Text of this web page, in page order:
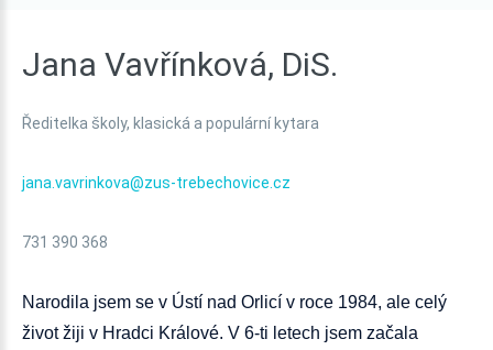
Jana Vavřínková, DiS.
Ředitelka školy, klasická a populární kytara
jana.vavrinkova@zus-trebechovice.cz
731 390 368
Narodila jsem se v Ústí nad Orlicí v roce 1984, ale celý
život žiji v Hradci Králové. V 6-ti letech jsem začala